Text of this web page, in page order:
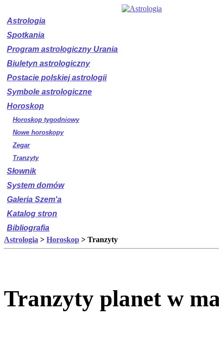
Astrologia
Spotkania
Program astrologiczny Urania
Biuletyn astrologiczny
Postacie polskiej astrologii
Symbole astrologiczne
Horoskop
Horoskop tygodniowy
Nowe horoskopy
Zegar
Tranzyty
Słownik
System domów
Galeria Szem'a
Katalog stron
Bibliografia
Astrologia > Horoskop > Tranzyty
Tranzyty planet w